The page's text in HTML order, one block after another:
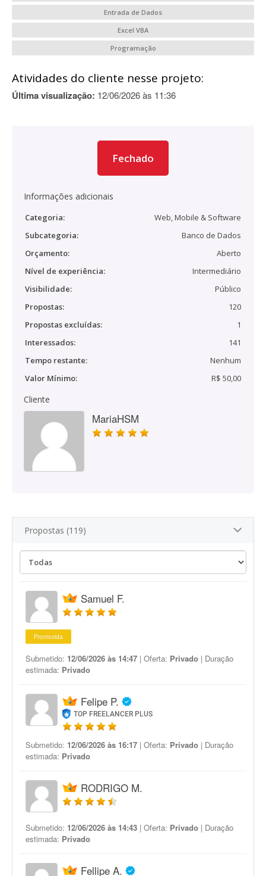
Entrada de Dados
Excel VBA
Programação
Atividades do cliente nesse projeto:
Última visualização: 12/06/2026 às 11:36
Fechado
Informações adicionais
Categoria:
Web, Mobile & Software
Subcategoria:
Banco de Dados
Orçamento:
Aberto
Nível de experiência:
Intermediário
Visibilidade:
Público
Propostas:
120
Propostas excluídas:
1
Interessados:
141
Tempo restante:
Nenhum
Valor Mínimo:
R$ 50,00
Cliente
MariaHSM
Propostas (119)
Samuel F.
Promovida
Submetido: 12/06/2026 às 14:47 | Oferta: Privado | Duração
estimada: Privado
Felipe P.
TOP FREELANCER PLUS
Submetido: 12/06/2026 às 16:17 | Oferta: Privado | Duração
estimada: Privado
RODRIGO M.
Submetido: 12/06/2026 às 14:43 | Oferta: Privado | Duração
estimada: Privado
Fellipe A.